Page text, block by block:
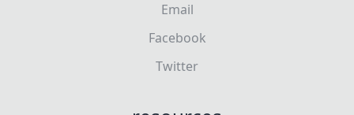
Email
Facebook
Twitter